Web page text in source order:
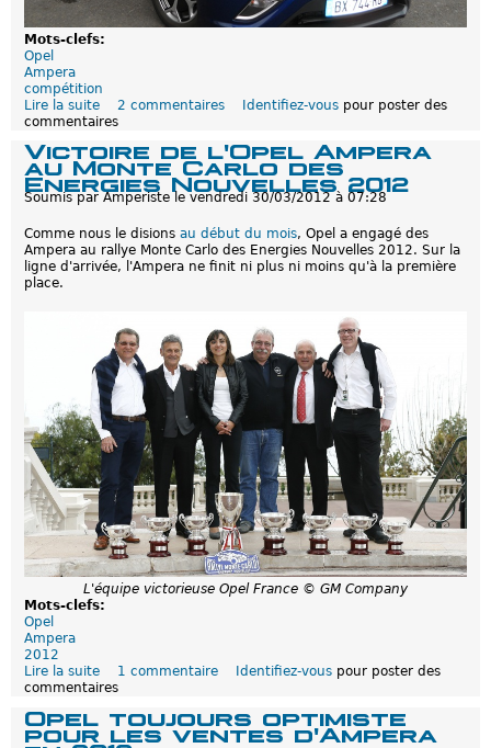
F
r
a
e
t
D
F
Mots-clefs:
Opel
Ampera
compétition
Lire la suite
e
a
n
°
5
,
l
'
O
p
e
l
A
m
p
e
d
u
R
a
l
l
n
2 commentaires Identifiez-vous pour poster des
commentaires
Victoire de l'Opel Ampera
au Monte Carlo des
Energies Nouvelles 2012
Soumis par Amperiste le vendredi 30/03/2012 à 07:28
Comme nous le disions au début du mois, Opel a engagé des
Ampera au rallye Monte Carlo des Energies Nouvelles 2012. Sur la
ligne d'arrivée, l'Ampera ne finit ni plus ni moins qu'à la première
place.
L'équipe victorieuse Opel France © GM Company
Mots-clefs:
Opel
Ampera
2012
Lire la suite
e
1 commentaire Identifiez-vous pour poster des
commentaires
Opel toujours optimiste
pour les ventes d'Ampera